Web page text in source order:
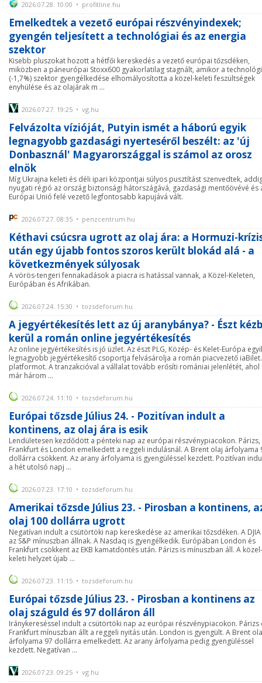
2026.07.28. 10:00 • profitline.hu
Emelkedtek a vezető európai részvényindexek;
gyengén teljesített a technológiai és az energia
szektor
Kisebb pluszokat hozott a hétfői kereskedés a vezető európai tőzsdéken,
miközben a páneurópai Stoxx600 gyakorlatilag stagnált, amikor a
(-1,7%) szektor gyengélkedése elhomályosította a közel-keleti feszültségek
enyhülése és az olajárak m ...
2026.07.27. 19:25 • vg.hu
Felvázolta vízióját, Putyin ismét a háború egyik
legnagyobb gazdasági nyerteséről beszélt: az 'új
Donbasznál' Magyarországgal is számol az orosz
elnök
Míg Ukrajna keleti és déli ipari központjai súlyos pusztítást szenvedtek,
nyugati régió az ország biztonsági hátországává, gazdasági mentőövévé és
Európai Unió felé vezető legfontosabb kapujává vált.
2026.07.27. 08:35 • penzcentrum.hu
Kéthavi csúcsra ugrott az olaj ára: a Hormuzi-
után egy újabb fontos szoros került blokád alá - a
következmények súlyosak
A vörös-tengeri fennakadások a piacra is hatással vannak, a Közel-Keleten,
Európában és Afrikában.
2026.07.24. 15:30 • tozsdeforum.hu
A jegyértékesítés lett az új aranybánya? - Észt
kerül a román online jegyértékesítés
Az online jegyértékesítés is jó üzlet. Az észt PLG, Közép- és Kelet-Európa
legnagyobb jegyértékesítő csoportja felvásárolja a román piacvezető
platformot. A tranzakcióval a vállalat tovább erősíti romániai jelenlétét, ahol
már három ...
2026.07.24. 11:10 • tozsdeforum.hu
Európai tőzsde Július 24. - Pozitívan indult a
kontinens, az olaj ára is esik
Lendületesen kezdődött a pénteki nap az európai részvénypiacokon. Párizs,
Frankfurt és London emelkedett a reggeli indulásnál. A Brent olaj árfolyama
dollárra csökkent. Az arany árfolyama is gyengüléssel kezdett. Pozitívan
a hét utolsó napj ...
2026.07.23. 17:10 • tozsdeforum.hu
Amerikai tőzsde Július 23. - Pirosban a kontinens,
olaj 100 dollárra ugrott
Negatívan indult a csütörtöki nap kereskedése az amerikai tőzsdéken. A
az S&P mínuszban állnak. A Nasdaq is gyengélkedik. Európában London és
Frankfurt csökkent az EKB kamatdöntés után. Párizs is mínuszban áll. A közel-
keleti helyzet újab ...
2026.07.23. 11:15 • tozsdeforum.hu
Európai tőzsde Július 23. - Pirosban a kontinens az
olaj száguld és 97 dolláron áll
Iránykereséssel indult a csütörtöki nap az európai részvénypiacokon. Párizs
Frankfurt mínuszban állt a reggeli nyitás után. London is gyengült. A Brent
árfolyama 97 dollárra emelkedett. Az arany árfolyama pedig gyengüléssel
kezdett. Negatívan ...
2026.07.23. 09:25 • vg.hu